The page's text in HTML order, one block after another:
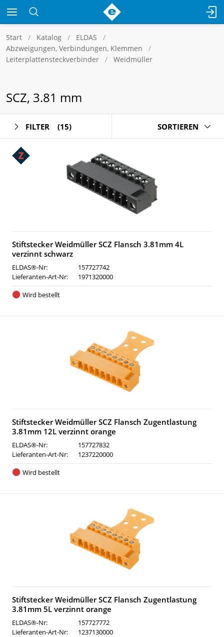
Start Katalog
ELDAS
Abzweigungen, Verbindungen, Klemmen
Leiterplattensteckverbinder
Weidmüller
SCZ, 3.81 mm
FILTER (15) SORTIEREN
Stiftstecker Weidmüller SCZ Flansch 3.81mm 4L
verzinnt schwarz
ELDAS®-Nr:
157727742
Lieferanten-Art-Nr:
1971320000
Wird bestellt
Stiftstecker Weidmüller SCZ Flansch Zugentlastung
3.81mm 12L verzinnt orange
ELDAS®-Nr:
157727832
Lieferanten-Art-Nr:
1237220000
Wird bestellt
Stiftstecker Weidmüller SCZ Flansch Zugentlastung
3.81mm 5L verzinnt orange
ELDAS®-Nr:
157727772
Lieferanten-Art-Nr:
1237130000